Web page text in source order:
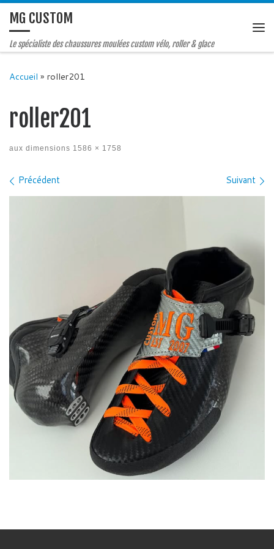
MG CUSTOM
Le spécialiste des chaussures moulées custom vélo, roller & glace
Accueil » roller201
roller201
aux dimensions 1586 × 1758
Navigation des images
Précédent Suivant